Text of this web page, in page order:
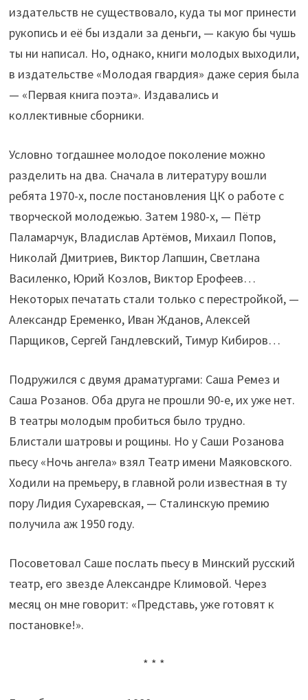
издательств не существовало, куда ты мог принести
рукопись и её бы издали за деньги, — какую бы чушь
ты ни написал. Но, однако, книги молодых выходили,
в издательстве «Молодая гвардия» даже серия была
— «Первая книга поэта». Издавались и
коллективные сборники.
Условно тогдашнее молодое поколение можно
разделить на два. Сначала в литературу вошли
ребята 1970-х, после постановления ЦК о работе с
творческой молодежью. Затем 1980-х, — Пётр
Паламарчук, Владислав Артёмов, Михаил Попов,
Николай Дмитриев, Виктор Лапшин, Светлана
Василенко, Юрий Козлов, Виктор Ерофеев…
Некоторых печатать стали только с перестройкой, —
Александр Еременко, Иван Жданов, Алексей
Парщиков, Сергей Гандлевский, Тимур Кибиров…
Подружился с двумя драматургами: Саша Ремез и
Саша Розанов. Оба друга не прошли 90-е, их уже нет.
В театры молодым пробиться было трудно.
Блистали шатровы и рощины. Но у Саши Розанова
пьесу «Ночь ангела» взял Театр имени Маяковского.
Ходили на премьеру, в главной роли известная в ту
пору Лидия Сухаревская, — Сталинскую премию
получила аж 1950 году.
Посоветовал Саше послать пьесу в Минский русский
театр, его звезде Александре Климовой. Через
месяц он мне говорит: «Представь, уже готовят к
постановке!».
* * *